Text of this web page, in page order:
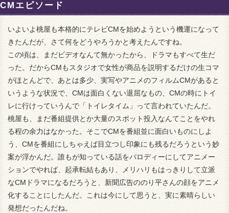
CMエピソード
いよいよ桃屋も本格的にテレビCMを始めようという機運になって
きたんだが、さて何をどうやろうかと考えたんですね。
この頃は、まだビデオなんて無かったから、ドラマもすべて生だ
った。だからCMもスタジオで女性が商品を説明するだけの生コマ
がほとんどで、あとは多少、実写やアニメのフィルムCMがあると
いうような状況で、CMは面白くない退屈なもの、CMの時にトイ
レに行けっていうんで「トイレタイム」って言われていたんだ。
桃屋も、まだ番組提供とか大量のスポット投入なんてことをやれ
る程の余力はなかった。そこでCMを番組並に面白いものにしよ
う、CMを番組にしちゃえば目立つし印象にも残るだろうという妙
案が浮かんだ。誰もが知っている話をパロディーにしてアニメー
ションでやれば、起承転結もあり、メリハリもはっきりして立派
なCMドラマになるだろうと、新聞広告ののり平さんの顔をアニメ
化することにしたんだ。これは今にして思うと、実に素晴らしい
発想だったんだね。